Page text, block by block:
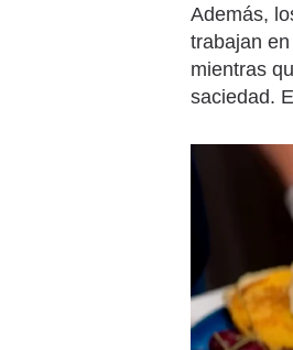
Además,
trabajan
mientras
saciedad.